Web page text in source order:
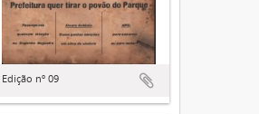
Edição nº 09